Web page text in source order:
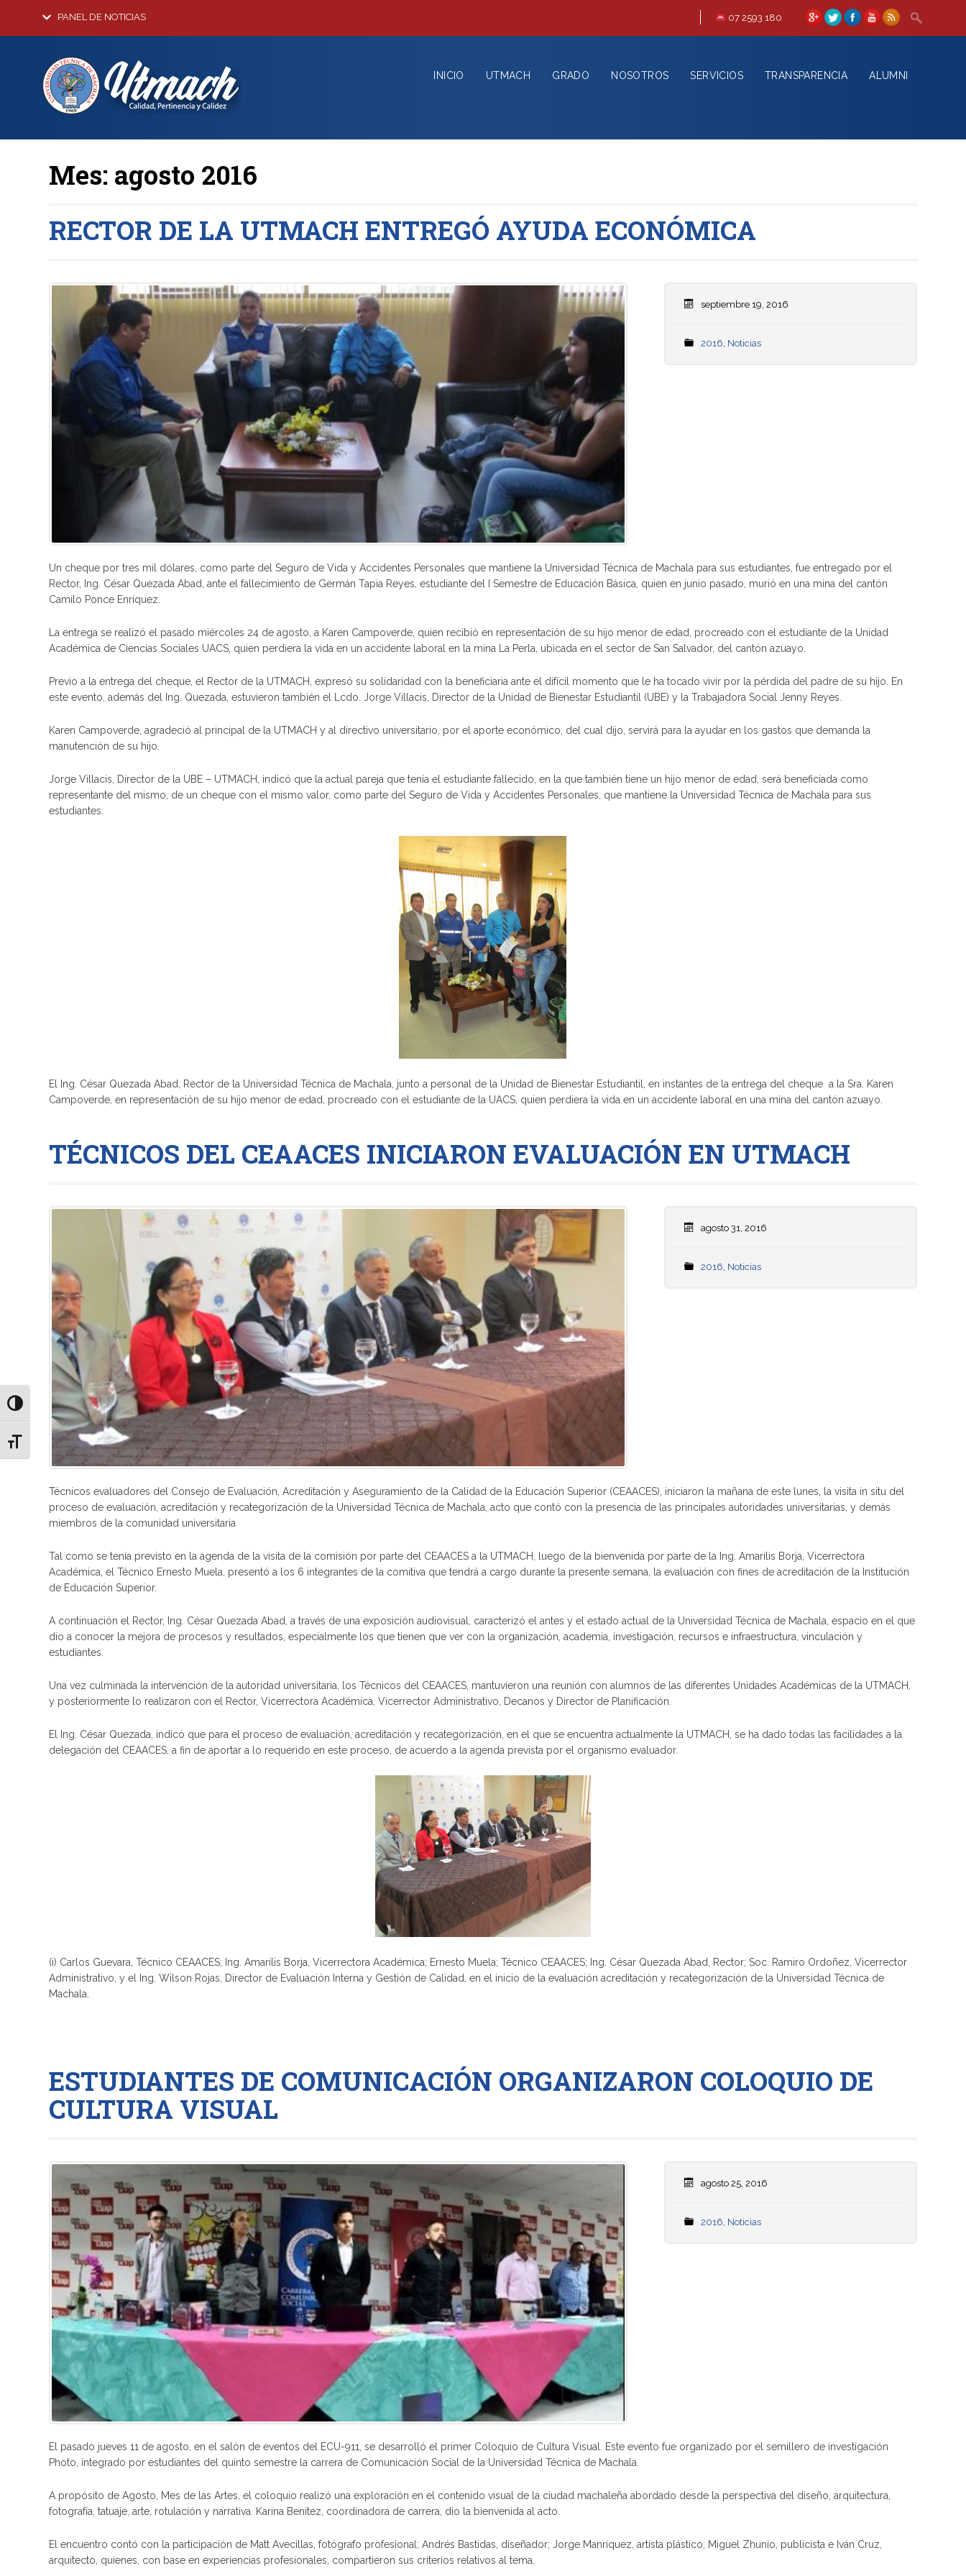
Alternar alto contraste
Alternar tamaño de letra
PANEL DE NOTICIAS 07 2593 180
INICIO UTMACH GRADO NOSOTROS SERVICIOS TRANSPARENCIA ALUMNI
Mes: agosto 2016
RECTOR DE LA UTMACH ENTREGÓ AYUDA ECONÓMICA
septiembre 19, 2016
2016, Noticias
Un cheque por tres mil dólares, como parte del Seguro de Vida y Accidentes Personales que mantiene la Universidad Técnica de Machala para sus estudiantes, fue entregado por el
Rector, Ing. César Quezada Abad, ante el fallecimiento de Germán Tapia Reyes, estudiante del I Semestre de Educación Básica, quien en junio pasado, murió en una mina del cantón
Camilo Ponce Enríquez.
La entrega se realizó el pasado miércoles 24 de agosto, a Karen Campoverde, quien recibió en representación de su hijo menor de edad, procreado con el estudiante de la Unidad
Académica de Ciencias Sociales UACS, quien perdiera la vida en un accidente laboral en la mina La Perla, ubicada en el sector de San Salvador, del cantón azuayo.
Previo a la entrega del cheque, el Rector de la UTMACH, expresó su solidaridad con la beneficiaria ante el difícil momento que le ha tocado vivir por la pérdida del padre de su hijo. En
este evento, además del Ing. Quezada, estuvieron también el Lcdo. Jorge Villacis, Director de la Unidad de Bienestar Estudiantil (UBE) y la Trabajadora Social Jenny Reyes.
Karen Campoverde, agradeció al principal de la UTMACH y al directivo universitario, por el aporte económico, del cual dijo, servirá para la ayudar en los gastos que demanda la
manutención de su hijo.
Jorge Villacis, Director de la UBE – UTMACH, indicó que la actual pareja que tenía el estudiante fallecido, en la que también tiene un hijo menor de edad, será beneficiada como
representante del mismo, de un cheque con el mismo valor, como parte del Seguro de Vida y Accidentes Personales, que mantiene la Universidad Técnica de Machala para sus
estudiantes.
El Ing. César Quezada Abad, Rector de la Universidad Técnica de Machala, junto a personal de la Unidad de Bienestar Estudiantil, en instantes de la entrega del cheque a la Sra. Karen
Campoverde, en representación de su hijo menor de edad, procreado con el estudiante de la UACS, quien perdiera la vida en un accidente laboral en una mina del cantón azuayo.
TÉCNICOS DEL CEAACES INICIARON EVALUACIÓN EN UTMACH
agosto 31, 2016
2016, Noticias
Técnicos evaluadores del Consejo de Evaluación, Acreditación y Aseguramiento de la Calidad de la Educación Superior (CEAACES), iniciaron la mañana de este lunes, la visita in situ del
proceso de evaluación, acreditación y recategorización de la Universidad Técnica de Machala, acto que contó con la presencia de las principales autoridades universitarias, y demás
miembros de la comunidad universitaria
Tal como se tenía previsto en la agenda de la visita de la comisión por parte del CEAACES a la UTMACH, luego de la bienvenida por parte de la Ing. Amarilis Borja, Vicerrectora
Académica, el Técnico Ernesto Muela, presentó a los 6 integrantes de la comitiva que tendrá a cargo durante la presente semana, la evaluación con fines de acreditación de la Institución
de Educación Superior.
A continuación el Rector, Ing. César Quezada Abad, a través de una exposición audiovisual, caracterizó el antes y el estado actual de la Universidad Técnica de Machala, espacio en el que
dio a conocer la mejora de procesos y resultados, especialmente los que tienen que ver con la organización, academia, investigación, recursos e infraestructura, vinculación y
estudiantes.
Una vez culminada la intervención de la autoridad universitaria, los Técnicos del CEAACES, mantuvieron una reunión con alumnos de las diferentes Unidades Académicas de la UTMACH,
y posteriormente lo realizaron con el Rector, Vicerrectora Académica, Vicerrector Administrativo, Decanos y Director de Planificación.
El Ing. César Quezada, indicó que para el proceso de evaluación, acreditación y recategorización, en el que se encuentra actualmente la UTMACH, se ha dado todas las facilidades a la
delegación del CEAACES, a fin de aportar a lo requerido en este proceso, de acuerdo a la agenda prevista por el organismo evaluador.
(i) Carlos Guevara, Técnico CEAACES; Ing. Amarilis Borja, Vicerrectora Académica; Ernesto Muela; Técnico CEAACES; Ing. César Quezada Abad, Rector; Soc. Ramiro Ordoñez, Vicerrector
Administrativo, y el Ing. Wilson Rojas, Director de Evaluación Interna y Gestión de Calidad, en el inicio de la evaluación acreditación y recategorización de la Universidad Técnica de
Machala.
ESTUDIANTES DE COMUNICACIÓN ORGANIZARON COLOQUIO DE
CULTURA VISUAL
agosto 25, 2016
2016, Noticias
El pasado jueves 11 de agosto, en el salón de eventos del ECU-911, se desarrolló el primer Coloquio de Cultura Visual. Este evento fue organizado por el semillero de investigación
Photo, integrado por estudiantes del quinto semestre la carrera de Comunicación Social de la Universidad Técnica de Machala.
A propósito de Agosto, Mes de las Artes, el coloquio realizó una exploración en el contenido visual de la ciudad machaleña abordado desde la perspectiva del diseño, arquitectura,
fotografía, tatuaje, arte, rotulación y narrativa. Karina Benítez, coordinadora de carrera, dio la bienvenida al acto.
El encuentro contó con la participación de Matt Avecillas, fotógrafo profesional; Andrés Bastidas, diseñador; Jorge Manríquez, artista plástico; Miguel Zhunio, publicista e Iván Cruz,
arquitecto, quienes, con base en experiencias profesionales, compartieron sus criterios relativos al tema.